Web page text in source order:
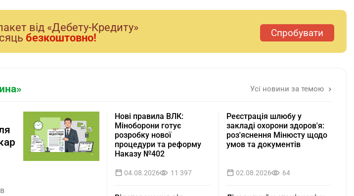
вiд «Дебету-Кредиту»
безкоштовно! Спробувати
Усі новини за темою
Нові правила ВЛК:
Міноборони готує
розробку нової
процедури та реформу
Наказу №402
04.08.2026 11 397
Реєстрація шлюбу у
закладі охорони здоров'я:
роз'яснення Мінюсту щодо
умов та документів
02.08.2026 64